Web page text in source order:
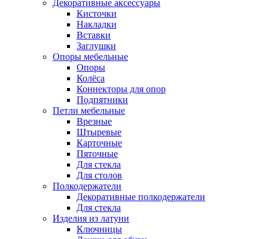
Декоративные аксессуары
Кисточки
Накладки
Вставки
Заглушки
Опоры мебельные
Опоры
Колёса
Коннекторы для опор
Подпятники
Петли мебельные
Врезные
Штыревые
Карточные
Пяточные
Для стекла
Для столов
Полкодержатели
Декоративные полкодержатели
Для стекла
Изделия из латуни
Ключницы